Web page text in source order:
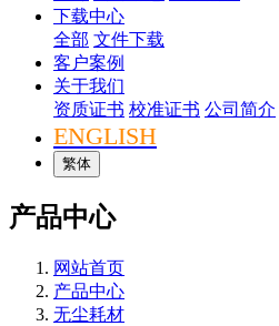
下载中心
全部 文件下载
客户案例
关于我们
资质证书 校准证书 公司简介
ENGLISH
繁体
产品中心
网站首页
产品中心
无尘耗材